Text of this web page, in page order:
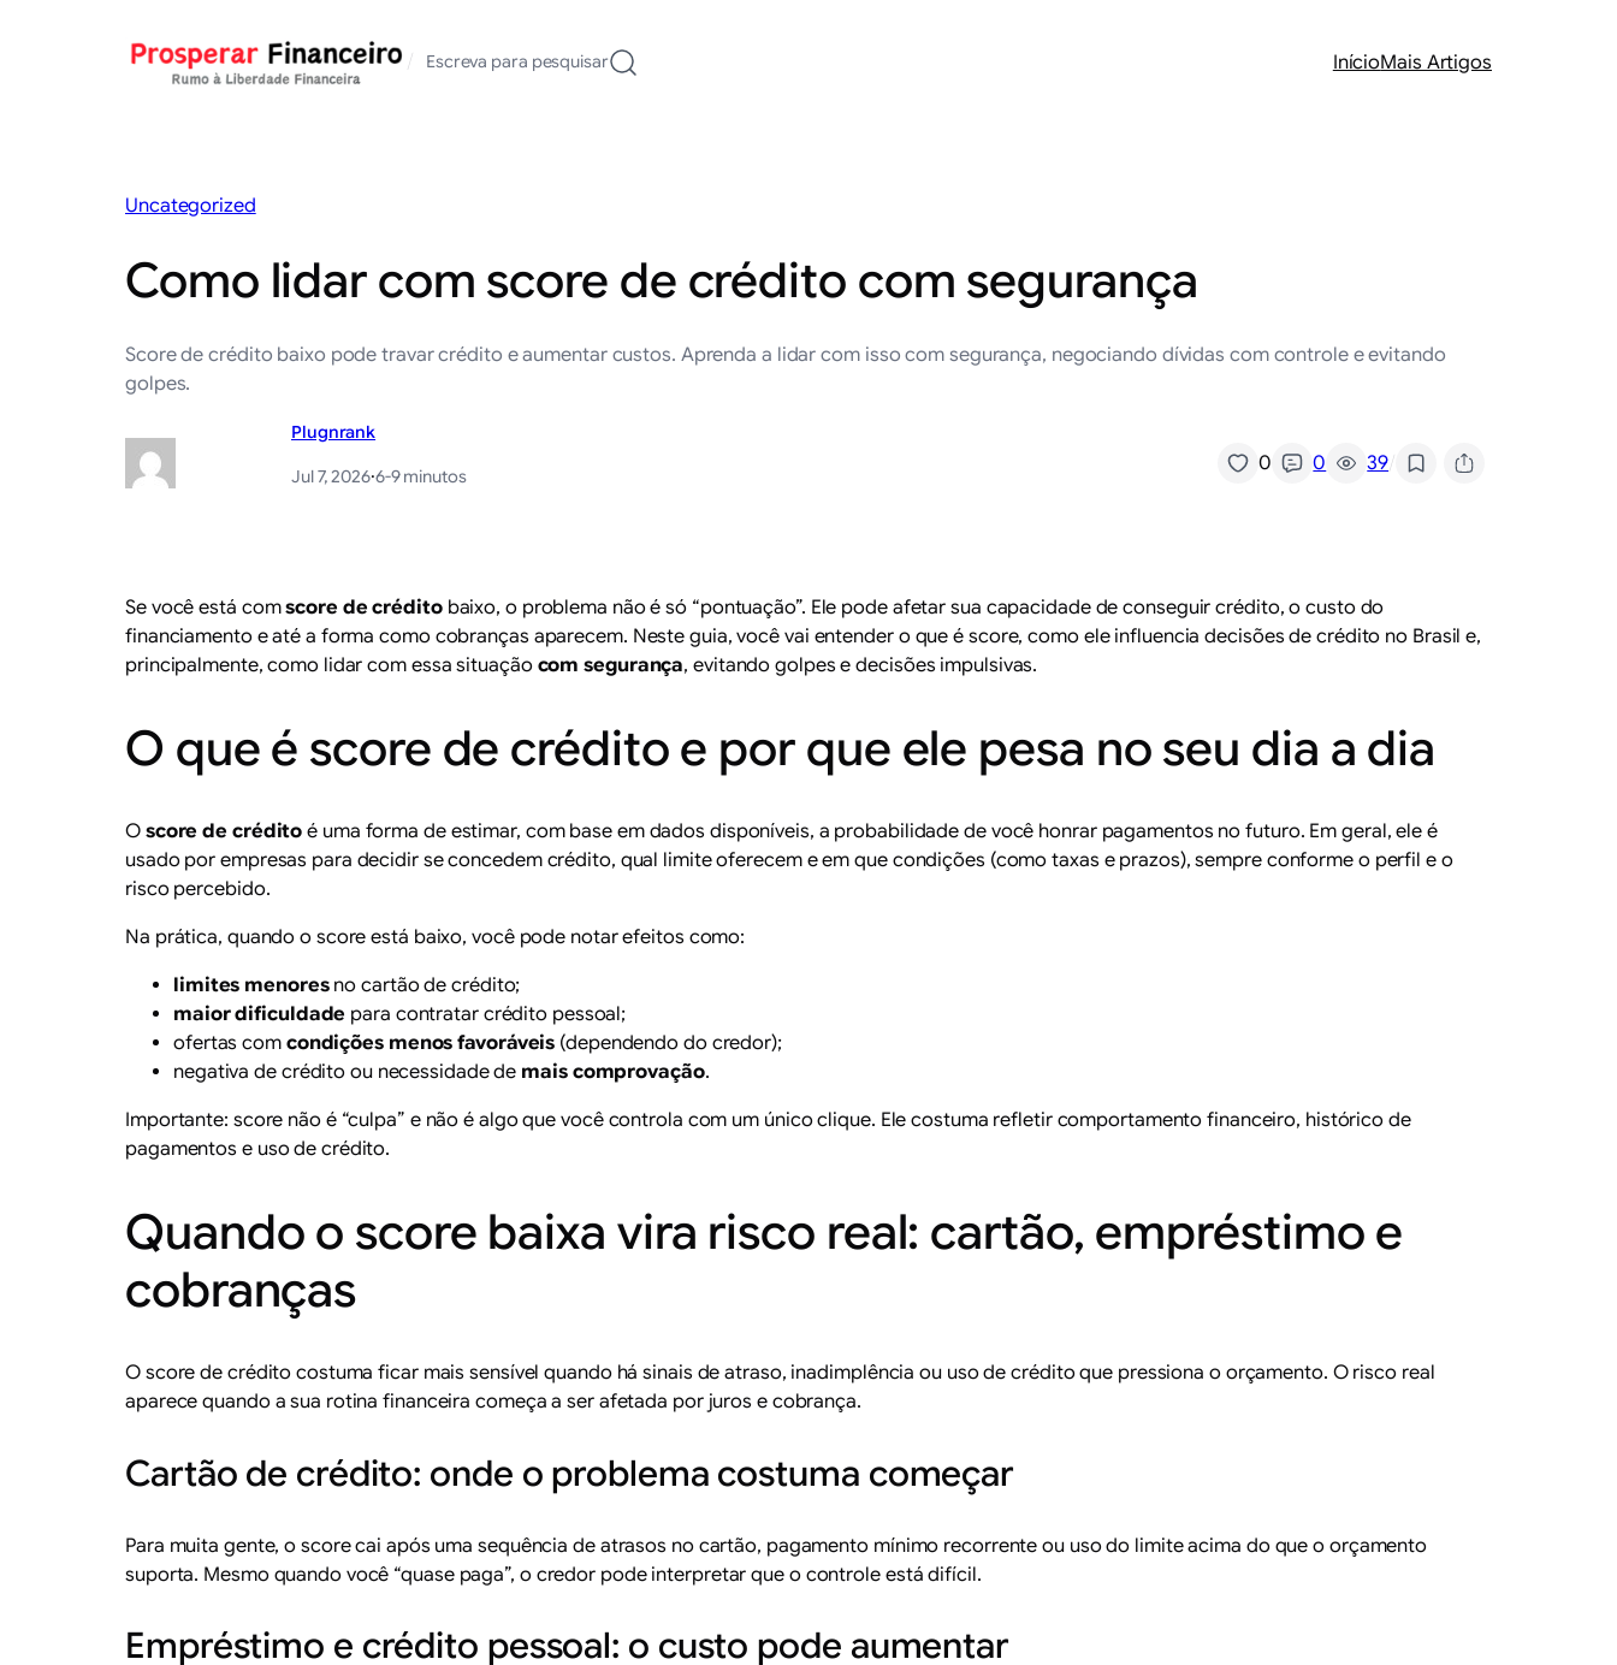
/ Escreva para pesquisar InícioMais Artigos
Uncategorized
Como lidar com score de crédito com segurança
Score de crédito baixo pode travar crédito e aumentar custos. Aprenda a lidar com isso com segurança, negociando dívidas com controle e evitando
golpes.
Plugnrank
Jul 7, 2026·6-9 minutos
0 0 39/
Se você está comscore de créditobaixo, o problema não é só “pontuação”. Ele pode afetar sua capacidade de conseguir crédito, o custo do
financiamento e até a forma como cobranças aparecem. Neste guia, você vai entender o que é score, como ele influencia decisões de crédito no Brasil e,
principalmente, como lidar com essa situação com segurança, evitando golpes e decisões impulsivas.
O que é score de crédito e por que ele pesa no seu dia a dia
O score de crédito é uma forma de estimar, com base em dados disponíveis, a probabilidade de você honrar pagamentos no futuro. Em geral, ele é
usado por empresas para decidir se concedem crédito, qual limite oferecem e em que condições (como taxas e prazos), sempre conforme o perfil e o
risco percebido.
Na prática, quando o score está baixo, você pode notar efeitos como:
limites menoresno cartão de crédito;
maior dificuldade para contratar crédito pessoal;
ofertas com condições menos favoráveis (dependendo do credor);
negativa de crédito ou necessidade de mais comprovação.
Importante: score não é “culpa” e não é algo que você controla com um único clique. Ele costuma refletir comportamento financeiro, histórico de
pagamentos e uso de crédito.
Quando o score baixa vira risco real: cartão, empréstimo e
cobranças
O score de crédito costuma ficar mais sensível quando há sinais de atraso, inadimplência ou uso de crédito que pressiona o orçamento. O risco real
aparece quando a sua rotina financeira começa a ser afetada por juros e cobrança.
Cartão de crédito: onde o problema costuma começar
Para muita gente, o score cai após uma sequência de atrasos no cartão, pagamento mínimo recorrente ou uso do limite acima do que o orçamento
suporta. Mesmo quando você “quase paga”, o credor pode interpretar que o controle está difícil.
Empréstimo e crédito pessoal: o custo pode aumentar